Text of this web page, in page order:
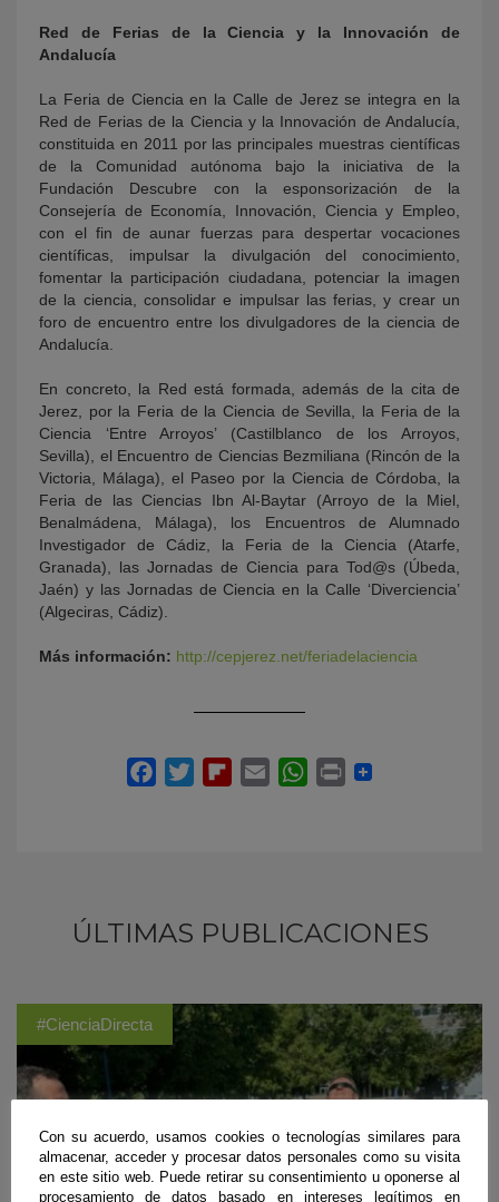
Red de Ferias de la Ciencia y la Innovación de
Andalucía
La Feria de Ciencia en la Calle de Jerez se integra en la
Red de Ferias de la Ciencia y la Innovación de Andalucía,
constituida en 2011 por las principales muestras científicas
de la Comunidad autónoma bajo la iniciativa de la
Fundación Descubre con la esponsorización de la
Consejería de Economía, Innovación, Ciencia y Empleo,
con el fin de aunar fuerzas para despertar vocaciones
científicas, impulsar la divulgación del conocimiento,
fomentar la participación ciudadana, potenciar la imagen
de la ciencia, consolidar e impulsar las ferias, y crear un
foro de encuentro entre los divulgadores de la ciencia de
Andalucía.
En concreto, la Red está formada, además de la cita de
Jerez, por la Feria de la Ciencia de Sevilla, la Feria de la
Ciencia ‘Entre Arroyos’ (Castilblanco de los Arroyos,
Sevilla), el Encuentro de Ciencias Bezmiliana (Rincón de la
Victoria, Málaga), el Paseo por la Ciencia de Córdoba, la
Feria de las Ciencias Ibn Al-Baytar (Arroyo de la Miel,
Benalmádena, Málaga), los Encuentros de Alumnado
Investigador de Cádiz, la Feria de la Ciencia (Atarfe,
Granada), las Jornadas de Ciencia para Tod@s (Úbeda,
Jaén) y las Jornadas de Ciencia en la Calle ‘Diverciencia’
(Algeciras, Cádiz).
Más información: http://cepjerez.net/feriadelaciencia
ÚLTIMAS PUBLICACIONES
#CienciaDirecta
Con su acuerdo, usamos cookies o tecnologías similares para
almacenar, acceder y procesar datos personales como su visita
en este sitio web. Puede retirar su consentimiento u oponerse al
procesamiento de datos basado en intereses legítimos en